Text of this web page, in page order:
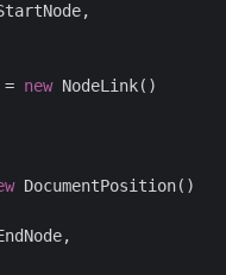
= new NodeLink()
DocumentPosition()